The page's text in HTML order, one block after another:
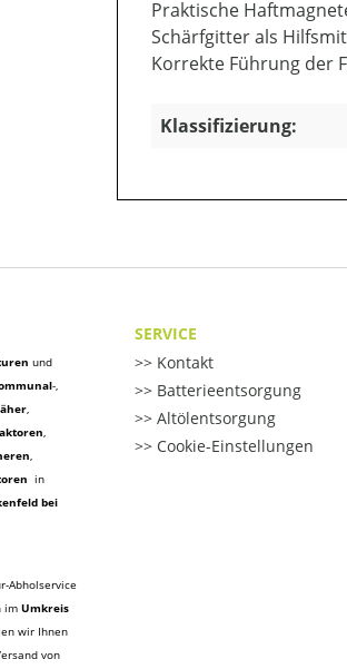
Praktische
Schärfgitter als
Korrekte Führung der
Klassifizierung:
und
-,
,
,
,
in
bei
Abholservice
im Umkreis
wir Ihnen
von
SERVICE
Kontakt
Batterieentsorgung
Altölentsorgung
Cookie-Einstellungen